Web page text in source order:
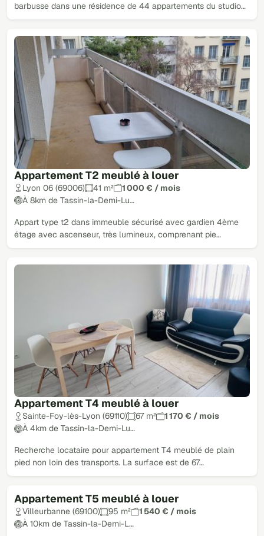
barbusse dans une résidence de 44 appartements du studio…
Appartement T2 meublé à louer
Lyon 06 (69006) 41 m²
1 000 € / mois
À 8km de Tassin-la-Demi-Lu…
Appart type t2 dans immeuble sécurisé avec gardien 4ème
étage avec ascenseur, très lumineux, comprenant pie…
Appartement T4 meublé à louer
Sainte-Foy-lès-Lyon (69110) 67 m²
1 170 € / mois
À 4km de Tassin-la-Demi-Lu…
Recherche locataire pour appartement T4 meublé de plain
pied non loin des transports. La surface est de 67…
Appartement T5 meublé à louer
Villeurbanne (69100) 95 m²
1 540 € / mois
À 10km de Tassin-la-Demi-L…